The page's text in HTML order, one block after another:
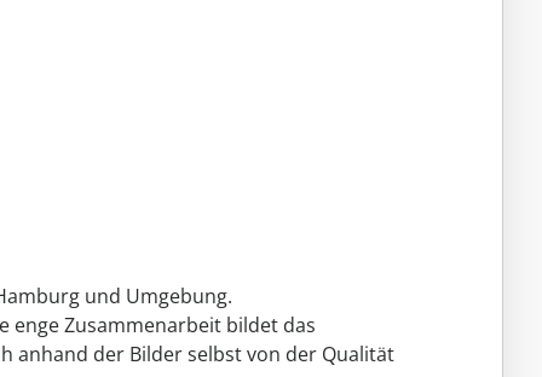
und Umgebung.
enge Zusammenarbeit bildet das
anhand der Bilder selbst von der Qualität